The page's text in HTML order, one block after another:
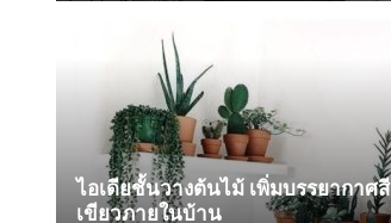
ไอเดียชั้นวางต้นไม้ เพิ่มบรรยากาศสี
เขียวภายในบ้าน